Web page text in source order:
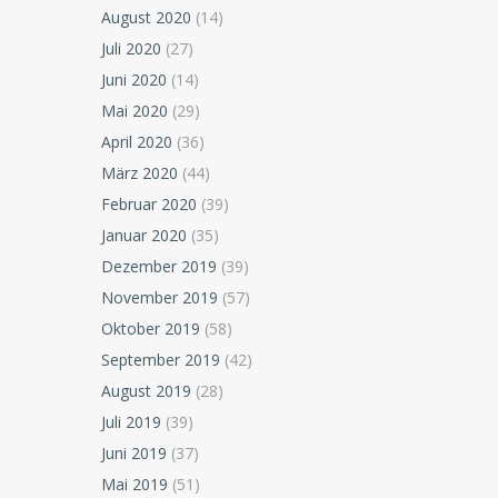
August 2020 (14)
Juli 2020 (27)
Juni 2020 (14)
Mai 2020 (29)
April 2020 (36)
März 2020 (44)
Februar 2020 (39)
Januar 2020 (35)
Dezember 2019 (39)
November 2019 (57)
Oktober 2019 (58)
September 2019 (42)
August 2019 (28)
Juli 2019 (39)
Juni 2019 (37)
Mai 2019 (51)